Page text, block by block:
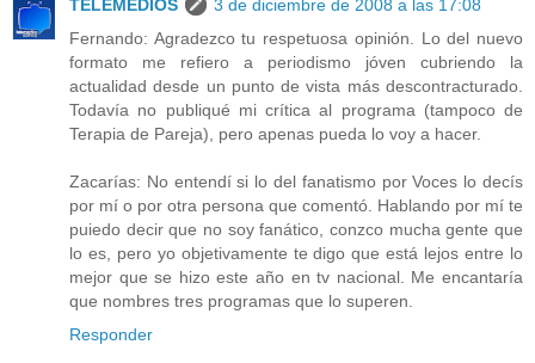
TELEMEDIOS
3 de diciembre de 2008 a las 17:08
Fernando: Agradezco tu respetuosa opinión. Lo del nuevo
formato me refiero a periodismo jóven cubriendo la
actualidad desde un punto de vista más descontracturado.
Todavía no publiqué mi crítica al programa (tampoco de
Terapia de Pareja), pero apenas pueda lo voy a hacer.
Zacarías: No entendí si lo del fanatismo por Voces lo decís
por mí o por otra persona que comentó. Hablando por mí te
puiedo decir que no soy fanático, conzco mucha gente que
lo es, pero yo objetivamente te digo que está lejos entre lo
mejor que se hizo este año en tv nacional. Me encantaría
que nombres tres programas que lo superen.
Responder